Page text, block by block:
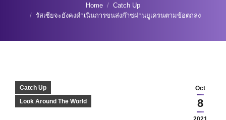
Home
Catch Up
รัสเซียจะยังคงดำเนินการขนส่งก๊าซผ่านยูเครนตามข้อตกลง
Oct
8
Catch Up
Look Around The World